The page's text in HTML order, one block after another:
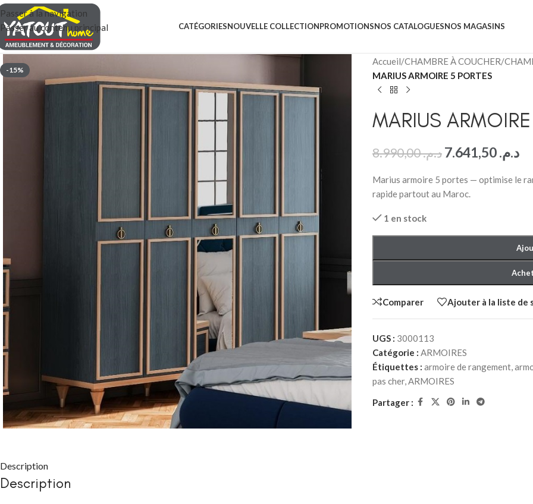
Passer à la navigation
Passer au contenu principal
CATÉGORIES
CHAMBRE À COUCHER ADULTE
Packs chambre à Coucher
NOUVELLE COLLECTIONPROMOTIONSNOS CATALOGUESNOS MAGASINS
-15%
Accueil/CHAMBRE À COUCHER/
MARIUS ARMOIRE 5 PORTES
MARIUS
د.م.8.990,00 د.م.7.641,50
Marius armoire 5 portes — optimise le
rapide partout au Maroc.
1 en stock
Comparer Ajouter à la liste de
UGS : 3000113
Catégorie : ARMOIRES
Étiquettes : armoire de rangement,
pas cher,ARMOIRES
Partager :
Description
Description